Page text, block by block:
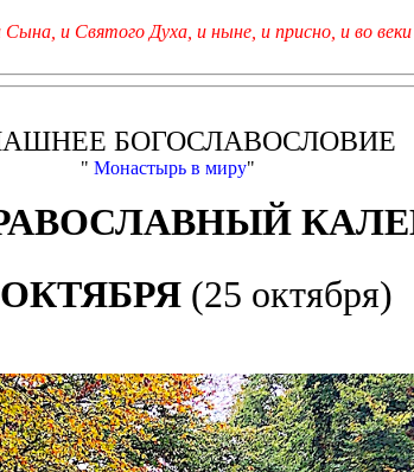
и Святого Духа, и ныне, и присно, и во веки
БОГОСЛАВОСЛОВИЕ
" Монастырь в миру"
ОКТЯБРЯ(25 октября)